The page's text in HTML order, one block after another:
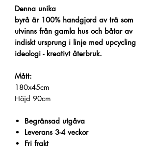
Denna unika
byrå är 100% handgjord av trä som
utvinns från gamla hus och båtar av
indiskt ursprung i linje med upcycling
ideologi - kreativt återbruk.
Mått:
180x45cm
Höjd 90cm
Begränsad utgåva
Leverans 3-4 veckor
Fri frakt